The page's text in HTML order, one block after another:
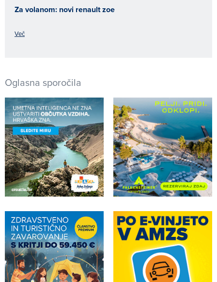
Za volanom: novi renault zoe
Več
Oglasna sporočila